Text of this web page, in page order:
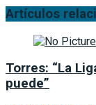
Torres: “La
puede”
19/10/2022